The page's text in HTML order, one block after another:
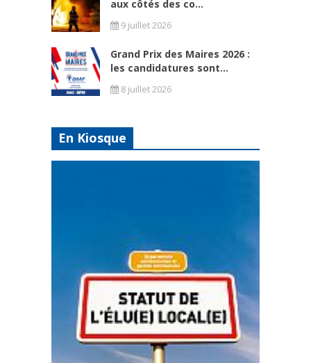
aux côtés des co...
9 juillet 2026
Grand Prix des Maires 2026 :
les candidatures sont...
8 juillet 2026
En Kiosque